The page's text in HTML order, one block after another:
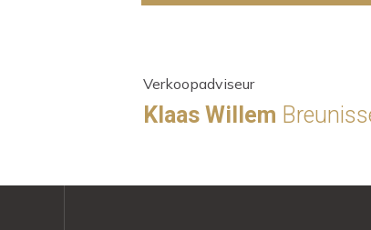
Verkoopadviseur
Klaas Willem